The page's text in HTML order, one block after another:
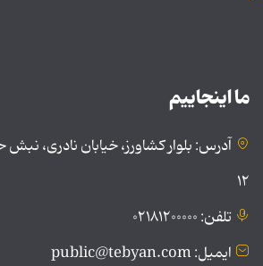
ما اینجاییم
آدرس: بلوار کشاورز، خیابان نادری،
۱۲
تلفن: ۰۲۱۸۱۲۰۰۰۰۰
ایمیل: public@tebyan.com